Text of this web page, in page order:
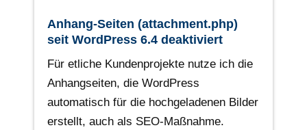
Anhang-Seiten (attachment.php)
seit WordPress 6.4 deaktiviert
Für etliche Kundenprojekte nutze ich die
Anhangseiten, die WordPress
automatisch für die hochgeladenen Bilder
erstellt, auch als SEO-Maßnahme.